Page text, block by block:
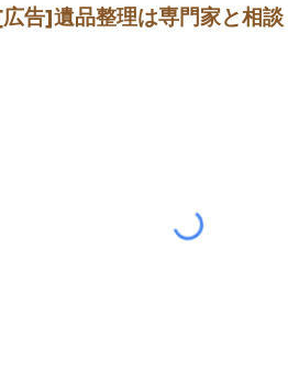
告]遺品整理は専門家と相談